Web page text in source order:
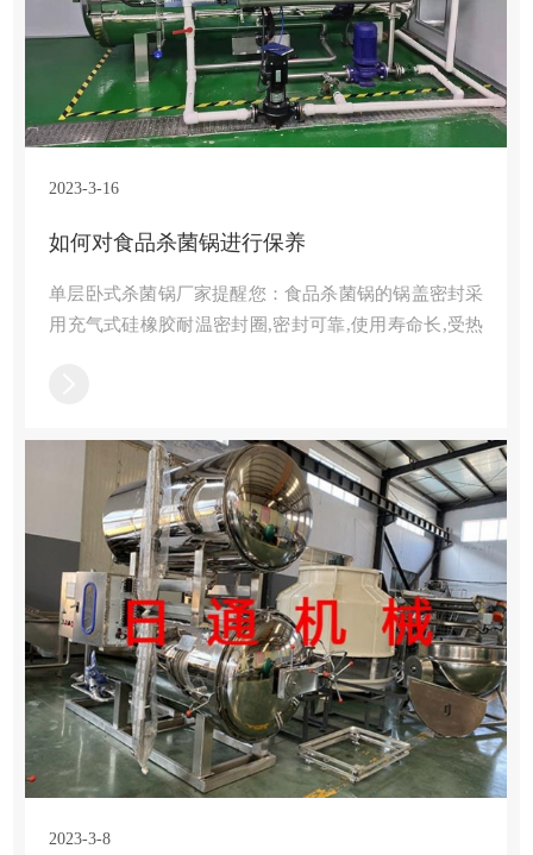
2023-3-16
如何对食品杀菌锅进行保养
单层卧式杀菌锅厂家提醒您：食品杀菌锅的锅盖密封采
用充气式硅橡胶耐温密封圈,密封可靠,使用寿命长,受热
2023-3-8